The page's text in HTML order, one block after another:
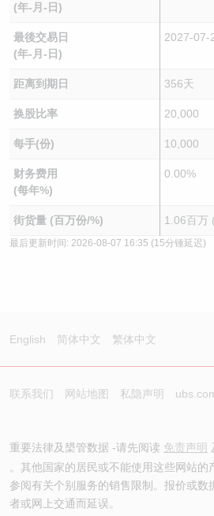
(年-月-日)
最後交易日
(年-月-日)
2027-07-
距离到期日 356天
换股比率 20,000
每手(份) 10,000
财务费用
(每年%)
0.00%
街货量 (百万份/%) 1.06百万
最后更新时间: 2026-08-07 16:35 (15分锺延迟)
English 简体中文 繁体中文
联系我们 网站地图 私隐声明
重要法律及槼管数据 -请先阅读 免责声明
。其他国家的居民或不能使用这些网站的
参阅有关个别服务的销售限制。报价或数
者或网上交通而延误。